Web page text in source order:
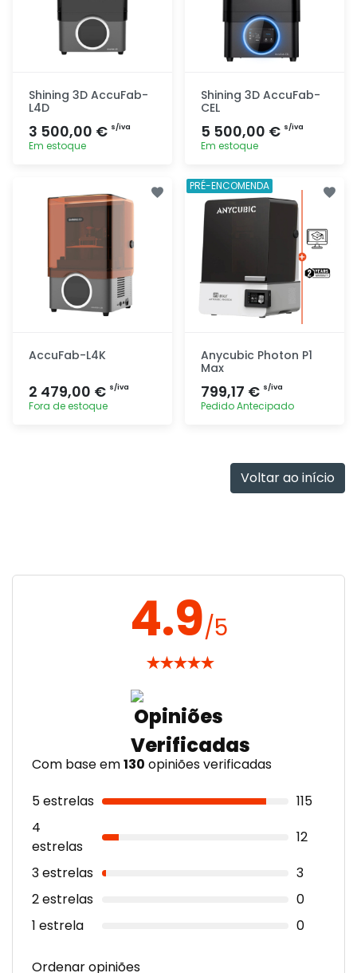
Shining 3D AccuFab-
L4D
3 500,00 € s/iva
Em estoque
rapidamente
Shining 3D AccuFab-
CEL
5 500,00 € s/iva
Em estoque
Adicionar
rapidamente
AccuFab-L4K
2 479,00 € s/iva
Fora de estoque
Anycubic Photon P1
Max
799,17 € s/iva
Pedido Antecipado
PRÉ-ENCOMENDA
Voltar ao início
4.9/5
★★★★★
Com base em130 opiniões verificadas
5 estrelas
115
4
estrelas
12
3 estrelas
3
2 estrelas
0
1 estrela
0
Ordenar opiniões